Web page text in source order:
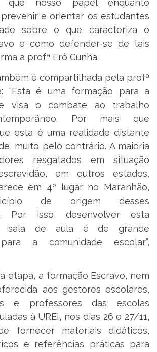
que nosso papel enquanto
e orientar os estudantes
sobre o que caracteriza o
e como defender-se de tais
a profª Eró Cunha.
é compartilhada pela profª
“Esta é uma formação para a
visa o combate ao trabalho
Por mais que
esta é uma realidade distante
muito pelo contrário. A maioria
resgatados em situação
em outros estados,
em 4º lugar no Maranhão,
de origem desses
Por isso, desenvolver esta
sala de aula é de grande
a comunidade escolar”,
etapa, a formação Escravo, nem
aos gestores escolares,
e professores das escolas
à UREI, nos dias 26 e 27/11,
fornecer materiais didáticos,
e referências práticas para